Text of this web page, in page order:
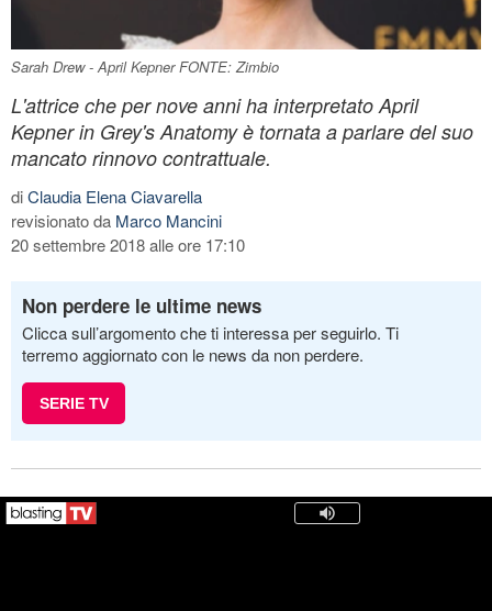
Sarah Drew - April Kepner FONTE: Zimbio
L'attrice che per nove anni ha interpretato April
Kepner in Grey's Anatomy è tornata a parlare del suo
mancato rinnovo contrattuale.
diClaudia Elena Ciavarella
revisionato da Marco Mancini
20 settembre 2018 alle ore 17:10
Non perdere le ultime news
Clicca sull’argomento che ti interessa per seguirlo. Ti
terremo aggiornato con le news da non perdere.
SERIE TV